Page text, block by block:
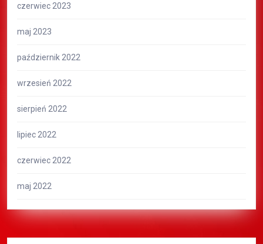
czerwiec 2023
maj 2023
październik 2022
wrzesień 2022
sierpień 2022
lipiec 2022
czerwiec 2022
maj 2022